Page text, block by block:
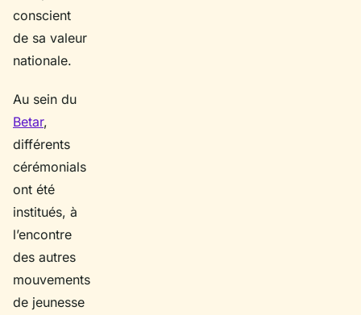
conscient
de sa valeur
nationale.
Au sein du
Betar,
différents
cérémonials
ont été
institués, à
l’encontre
des autres
mouvements
de jeunesse